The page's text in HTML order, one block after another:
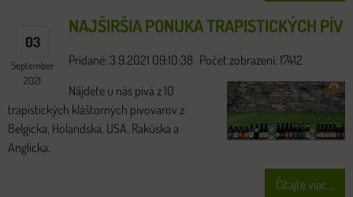
03
September
2021
NAJŠIRŠIA PONUKA TRAPISTICKÝCH PÍV
Pridané: 3.9.2021 09:10:38 Počet zobrazení: 17412
Nájdete u nás pivá z 10
trapistických kláštorných pivovarov z
Belgicka, Holandska, USA, Rakúska a
Anglicka.
Čítajte viac...